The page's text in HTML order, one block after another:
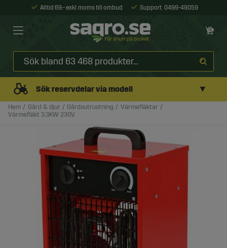
Alltid 69:- exkl. moms till ombud Support 0499-49059
Sök reservdelar via modell ▼
Hem Gård & djur Gårdsutrustning
Värmefläktar
Värmefläkt 3,3KW 230V